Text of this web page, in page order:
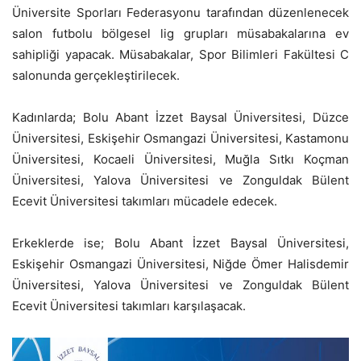
Üniversite Sporları Federasyonu tarafından düzenlenecek
salon futbolu bölgesel lig grupları müsabakalarına ev
sahipliği yapacak. Müsabakalar, Spor Bilimleri Fakültesi C
salonunda gerçekleştirilecek.
Kadınlarda; Bolu Abant İzzet Baysal Üniversitesi, Düzce
Üniversitesi, Eskişehir Osmangazi Üniversitesi, Kastamonu
Üniversitesi, Kocaeli Üniversitesi, Muğla Sıtkı Koçman
Üniversitesi, Yalova Üniversitesi ve Zonguldak Bülent
Ecevit Üniversitesi takımları mücadele edecek.
Erkeklerde ise; Bolu Abant İzzet Baysal Üniversitesi,
Eskişehir Osmangazi Üniversitesi, Niğde Ömer Halisdemir
Üniversitesi, Yalova Üniversitesi ve Zonguldak Bülent
Ecevit Üniversitesi takımları karşılaşacak.